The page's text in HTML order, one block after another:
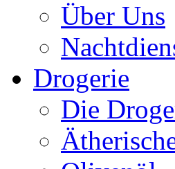
Über Uns
Drogerie
Die